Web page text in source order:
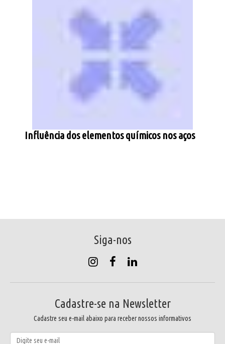
Influência dos elementos químicos nos aços
Siga-nos
Cadastre-se na Newsletter
Cadastre seu e-mail abaixo para receber nossos informativos